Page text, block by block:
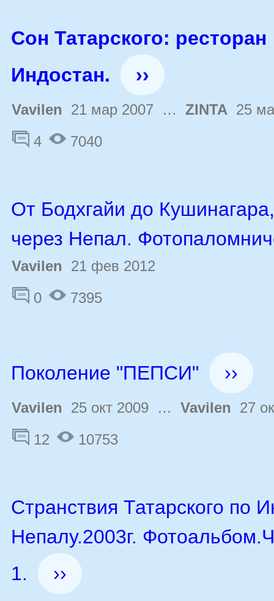
Сон Татарского: ресторан
Индостан.
››
Vavilen 21 мар 2007 … ZINTA 25
4
7040
От Бодхгайи до
через Непал.
Vavilen 21 фев 2012
0
7395
Поколение "ПЕПСИ" ››
Vavilen 25 окт 2009 … Vavilen 27
12
10753
Странствия Татарского по
Непалу.2003г.
1.
››